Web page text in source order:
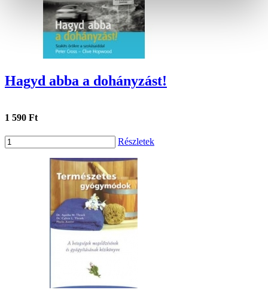
Hagyd abba a dohányzást!
1 590 Ft
Részletek